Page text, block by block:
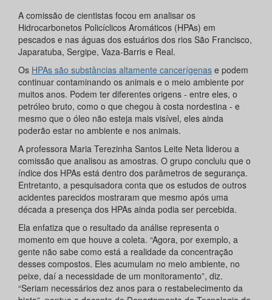
A comissão de cientistas focou em analisar os
Hidrocarbonetos Policíclicos Aromáticos (HPAs) em
pescados e nas águas dos estuários dos rios São Francisco,
Japaratuba, Sergipe, Vaza-Barris e Real.
Os HPAs são substâncias altamente cancerígenas e podem
continuar contaminando os animais e o meio ambiente por
muitos anos. Podem ter diferentes origens - entre eles, o
petróleo bruto, como o que chegou à costa nordestina - e
mesmo que o óleo não esteja mais visível, eles ainda
poderão estar no ambiente e nos animais.
A professora Maria Terezinha Santos Leite Neta liderou a
comissão que analisou as amostras. O grupo concluiu que o
índice dos HPAs está dentro dos parâmetros de segurança.
Entretanto, a pesquisadora conta que os estudos de outros
acidentes parecidos mostraram que mesmo após uma
década a presença dos HPAs ainda podia ser percebida.
Ela enfatiza que o resultado da análise representa o
momento em que houve a coleta. “Agora, por exemplo, a
gente não sabe como está a realidade da concentração
desses compostos. Eles acumulam no meio ambiente, no
peixe, daí a necessidade de um monitoramento”, diz.
“Seriam necessários dez anos para o restabelecimento da